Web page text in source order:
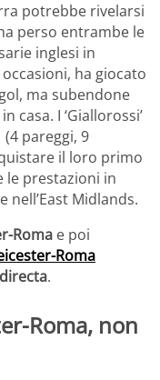
potrebbe rivelarsi
perso entrambe le
inglesi in
ha giocato
ma subendone
casa. I ‘Giallorossi’
pareggi, 9
il loro primo
le prestazioni in
Midlands.
Roma e poi
Roma
.
Roma, non